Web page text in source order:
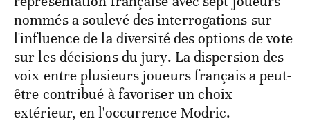
nommés a soulevé des interrogations sur
l'influence de la diversité des options de vote
sur les décisions du jury. La dispersion des
voix entre plusieurs joueurs français a peut-
être contribué à favoriser un choix
extérieur, en l'occurrence Modric.